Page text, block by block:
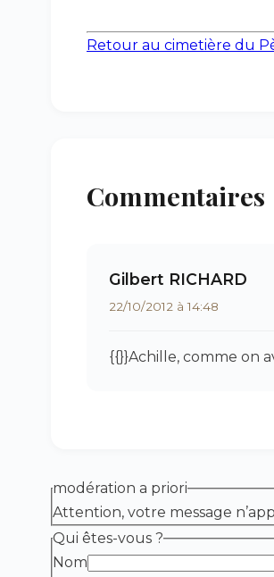
Retour au cimetière du
Commentaires
Gilbert RICHARD
22/10/2012 à 14:48
{{}}Achille, comme on
modération a priori
Attention, votre message
Qui êtes-vous ?
Nom